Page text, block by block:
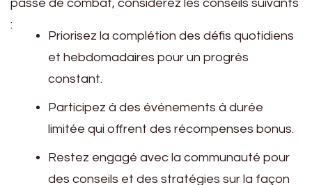
passe de combat, considérez les conseils suivants
:
Priorisez la complétion des défis quotidiens
et hebdomadaires pour un progrès
constant.
Participez à des événements à durée
limitée qui offrent des récompenses bonus.
Restez engagé avec la communauté pour
des conseils et des stratégies sur la façon